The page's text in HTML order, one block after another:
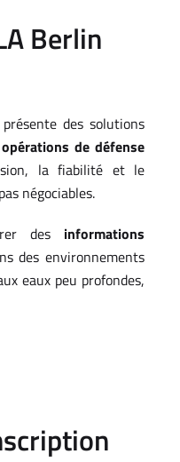
Berlin
des solutions
opérations de défense
la fiabilité et le
négociables.
des informations
des environnements
eaux peu profondes,